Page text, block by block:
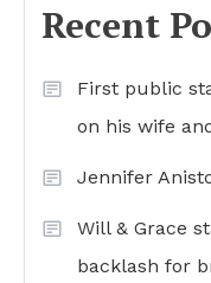
Recent
First public
on his wife
Jennifer
Will & Grace
backlash for